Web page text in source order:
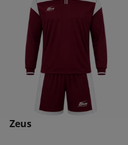
Zeus